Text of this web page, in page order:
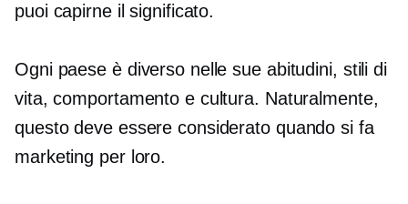
puoi capirne il significato.
Ogni paese è diverso nelle sue abitudini, stili di
vita, comportamento e cultura. Naturalmente,
questo deve essere considerato quando si fa
marketing per loro.